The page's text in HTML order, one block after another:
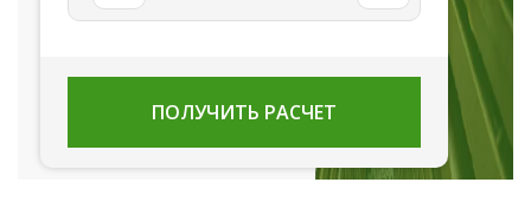
ПОЛУЧИТЬ РАСЧЕТ